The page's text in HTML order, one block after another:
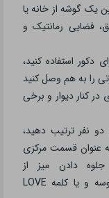
یک گوشه از خانه یا
فضایی رمانتیک و
استفاده کنید،
را به هم وصل کنید
کنار دیوار و برخی
نفر ترتیب دهید،
عنوان قسمت مرکزی
جلوه دادن میز از
بادکنکهای کوچک که به شکل قلب، بوسه و یا کلمه LOVE